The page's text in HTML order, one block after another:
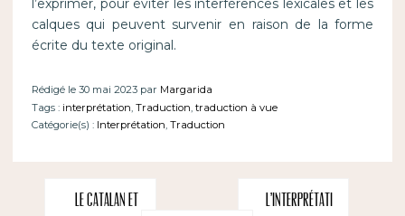
calques qui peuvent survenir en raison de la forme
écrite du texte original.
Rédigé le 30 mai 2023 par Margarida
Tags : interprétation, Traduction, traduction à vue
Catégorie(s) : Interprétation, Traduction
Le catalan et
L’interprétati